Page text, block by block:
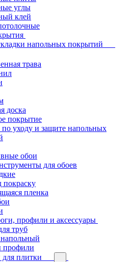
углы
клей
напольных покрытий
трава
доска
покрытие
по уходу и защите напольных
обои
для обоев
пленка
профили и аксессуары
труб
профили
плитки